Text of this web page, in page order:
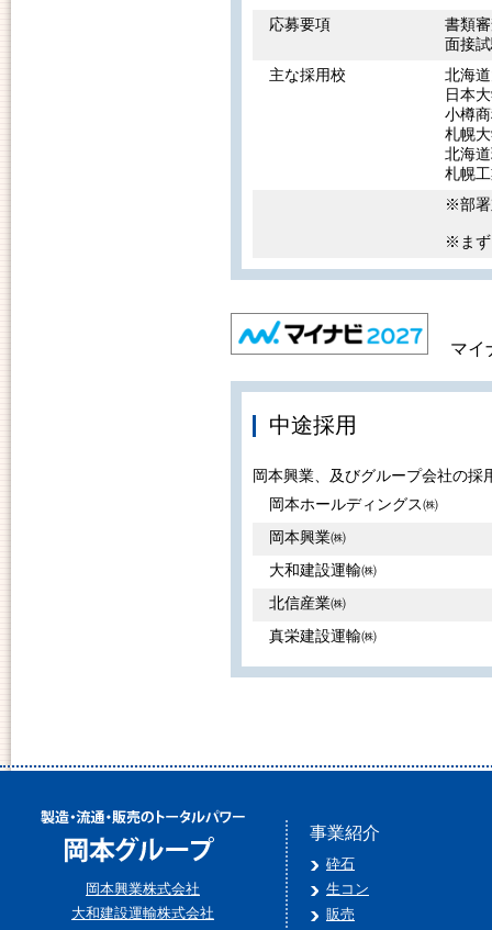
応募要項
書類
面接
主な採用校
北海
日本
小樽
札幌
北海
札幌
※部署
※まず
マイ
中途採用
岡本興業、及びグループ会社の
岡本ホールディングス㈱
岡本興業㈱
大和建設運輸㈱
北信産業㈱
真栄建設運輸㈱
岡本興業株式会社
大和建設運輸株式会社
事業紹介
砕石
生コン
販売